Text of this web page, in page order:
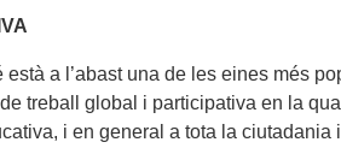
està a l’abast una de les eines més
treball global i participativa en la
i en general a tota la ciutadania